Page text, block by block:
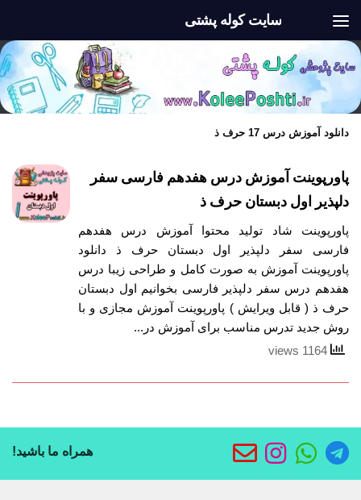
سایت کوله پشتی
دانلود آموزش درس 17 حرف ذ
پاورپوینت آموزش درس هفدهم فارسی سفر
دلپذیر اول دبستان حرف ذ
پاورپوینت شاد تولید محتوا آموزش درس هفدهم
فارسی سفر دلپذیر اول دبستان حرف ذ دانلود
پاورپوینت آموزش به صورت کامل و طراحی زیبا درس
هفدهم درس سفر دلپذیر فارسی بخوانیم اول دبستان
حرف ذ ( قابل ویرایش ) پاورپوینت آموزش مجازی و با
روش جدید تدرس مناسب برای آموزش در...
همراه ما باشید!